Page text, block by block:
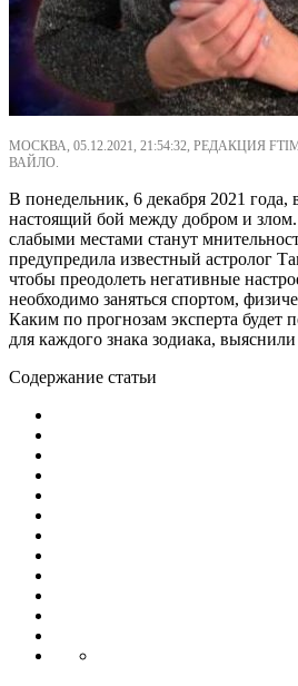
МОСКВА, 05.12.2021, 21:54:32, РЕДАКЦИЯ
ВАЙЛО.
В понедельник, 6 декабря 2021 года,
настоящий бой между добром и
слабыми местами станут
предупредила известный астролог
чтобы преодолеть негативные
необходимо заняться спортом,
Каким по прогнозам эксперта будет
для каждого знака зодиака,
Содержание статьи